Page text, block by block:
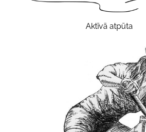
Aktīvā atpūta